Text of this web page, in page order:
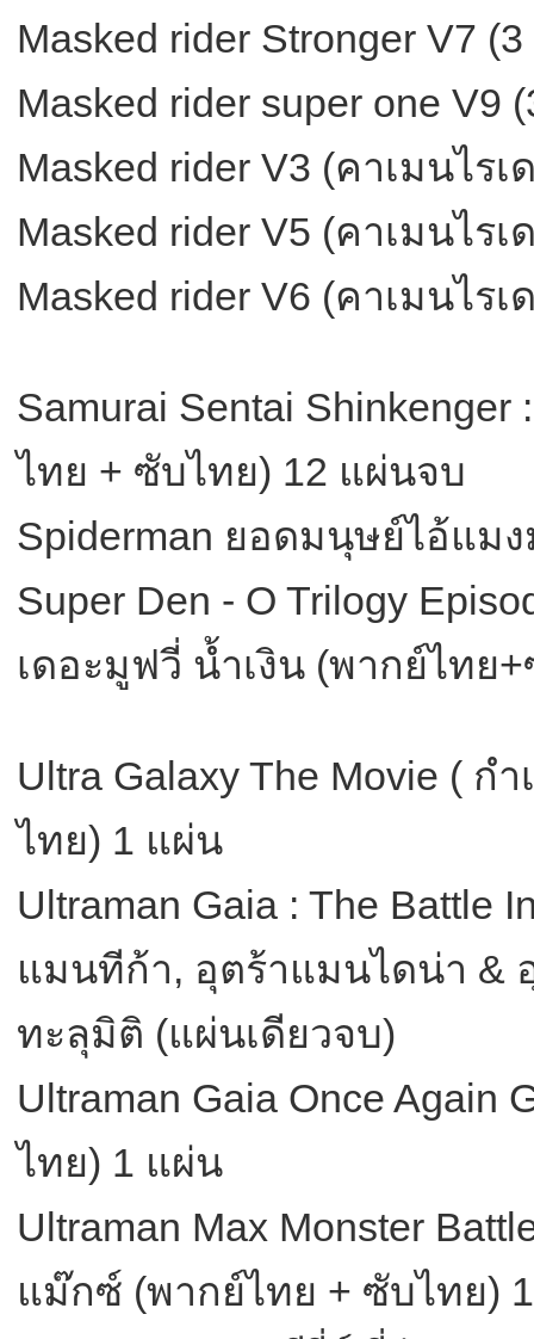
Masked rider Stronger V7
Masked rider super one V9
Masked rider V3 (คาเมนไร
Masked rider V5 (คาเมนไร
Masked rider V6 (คาเมนไร
Samurai Sentai
ไทย + ซับไทย) 12 แผ่นจบ
Spiderman ยอดมนุษย์ไอ้แม
Super Den - O Trilogy
เดอะมูฟวี่ น้ำเงิน (พากย์ไทย
Ultra Galaxy The Movie (
ไทย) 1 แผ่น
Ultraman Gaia : The Battle
แมนทีก้า, อุตร้าแมนไดน่า &
ทะลุมิติ (แผ่นเดียวจบ)
Ultraman Gaia Once
ไทย) 1 แผ่น
Ultraman Max Monster
แม๊กซ์ (พากย์ไทย + ซับไทย)